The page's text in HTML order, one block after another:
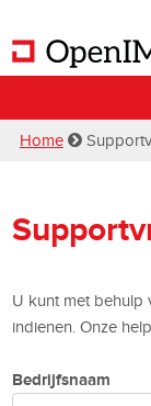
Home
U kunt met behulp
indienen. Onze
Bedrijfsnaam